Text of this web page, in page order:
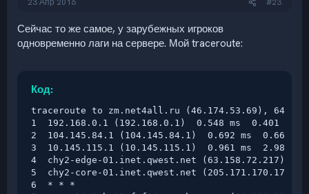
Сейчас то же самое, у зарубежных игроков
одновременно лаги на сервере. Мой traceroute:
Код:
traceroute to zm.net4all.ru (46.174.53.69), 64
1  192.168.0.1 (192.168.0.1)  0.548 ms  0.401 ms
2  104.145.84.1 (104.145.84.1)  0.692 ms  0.668
3  10.145.115.1 (10.145.115.1)  0.961 ms  2.983
4  chy2-edge-01.inet.qwest.net (63.158.72.217)
5  chy2-core-01.inet.qwest.net (205.171.170.17)
6  * * *